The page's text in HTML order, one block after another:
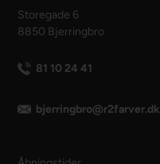
Storegade 6
8850 Bjerringbro
81 10 24 41
bjerringbro@r2farver.dk